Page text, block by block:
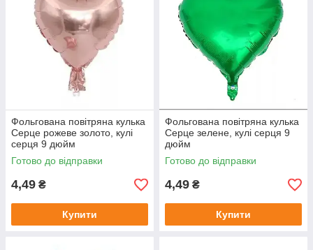
Фольгована повітряна кулька
Серце рожеве золото, кулі
серця 9 дюйм
Готово до відправки
4,49 ₴
Купити
Фольгована повітряна кулька
Серце зелене, кулі серця 9
дюйм
Готово до відправки
4,49 ₴
Купити